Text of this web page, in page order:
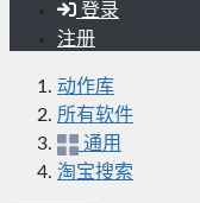
登录
注册
动作库
所有软件
通用
淘宝搜索